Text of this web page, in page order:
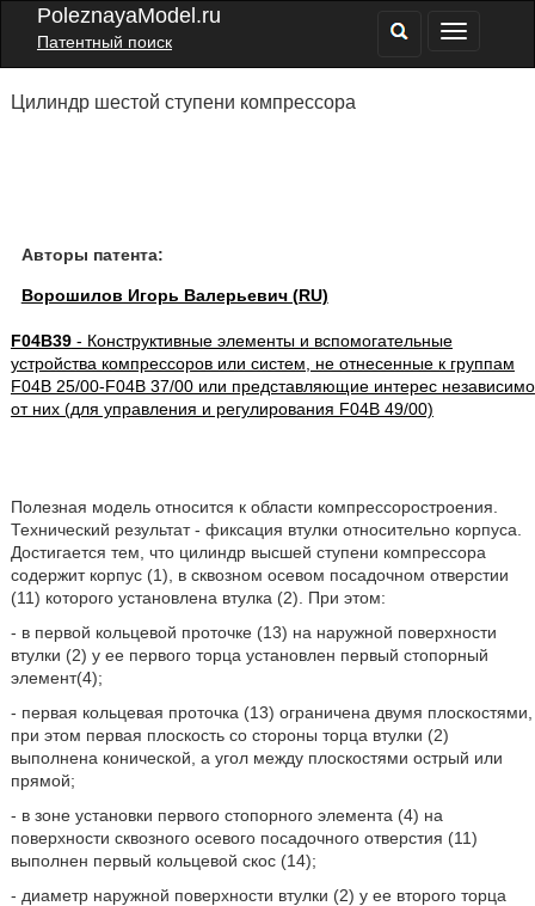
PoleznayaModel.ru
Патентный поиск
Цилиндр шестой ступени компрессора
Авторы патента:
Ворошилов Игорь Валерьевич (RU)
F04B39- Конструктивные элементы и вспомогательные
устройства компрессоров или систем, не отнесенные к группам
F04B 25/00-F04B 37/00 или представляющие интерес независимо
от них (для управления и регулирования F04B 49/00)
Полезная модель относится к области компрессоростроения.
Технический результат - фиксация втулки относительно корпуса.
Достигается тем, что цилиндр высшей ступени компрессора
содержит корпус (1), в сквозном осевом посадочном отверстии
(11) которого установлена втулка (2). При этом:
- в первой кольцевой проточке (13) на наружной поверхности
втулки (2) у ее первого торца установлен первый стопорный
элемент(4);
- первая кольцевая проточка (13) ограничена двумя плоскостями,
при этом первая плоскость со стороны торца втулки (2)
выполнена конической, а угол между плоскостями острый или
прямой;
- в зоне установки первого стопорного элемента (4) на
поверхности сквозного осевого посадочного отверстия (11)
выполнен первый кольцевой скос (14);
- диаметр наружной поверхности втулки (2) у ее второго торца